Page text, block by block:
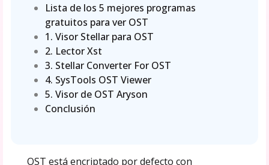
Lista de los 5 mejores programas
gratuitos para ver OST
1. Visor Stellar para OST
2. Lector Xst
3. Stellar Converter For OST
4. SysTools OST Viewer
5. Visor de OST Aryson
Conclusión
OST está encriptado por defecto con